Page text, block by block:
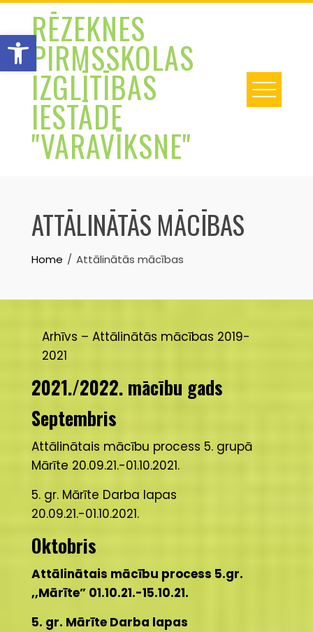
Open toolbar
Skip
contentRĒZEKNES
PIRMSSKOLAS
IZGLĪTĪBAS
IESTĀDE
"VARAVĪKSNE"
ATTĀLINĀTĀS MĀCĪBAS
Home Attālinātās mācības
Arhīvs – Attālinātās mācības 2019-
2021
2021./2022. mācību gads
Septembris
Attālinātais mācību process 5. grupā
Mārīte 20.09.21.-01.10.2021.
5. gr. Mārīte Darba lapas
20.09.21.-01.10.2021.
Oktobris
Attālinātais mācību process 5.gr.
,,Mārīte” 01.10.21.-15.10.21.
5. gr. Mārīte Darba lapas